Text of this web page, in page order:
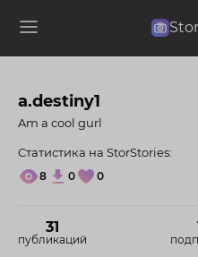
Stor
a.destiny1
31
публикаций
Am a cool gurl
Статистика на StorStories:
8 0 0